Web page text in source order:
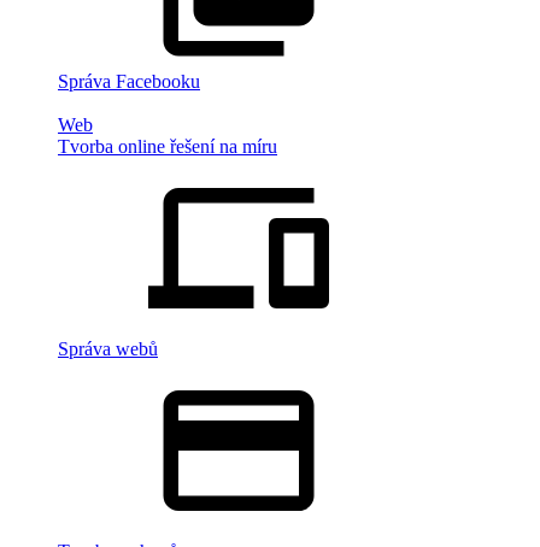
Správa Facebooku
Web
Tvorba online řešení na míru
Správa webů